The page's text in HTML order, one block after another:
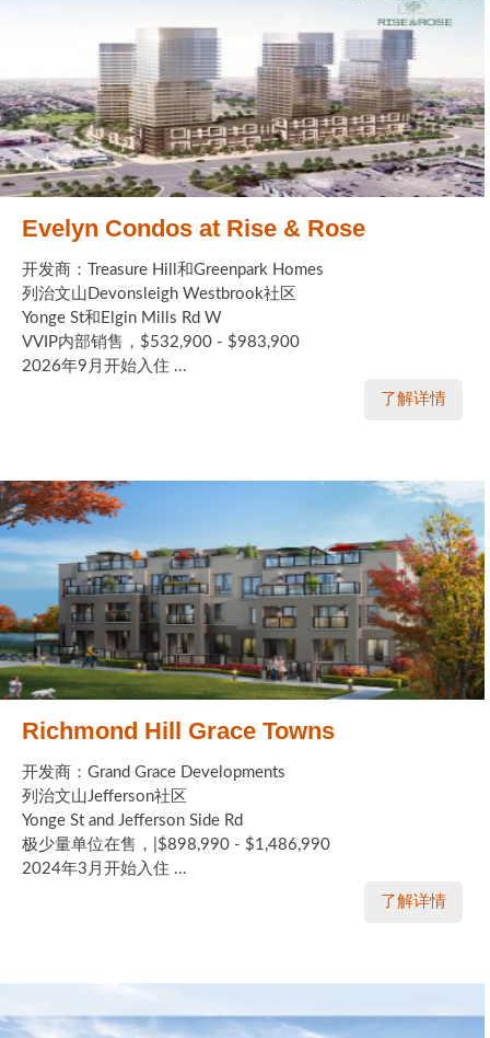
Evelyn Condos at Rise & Rose
开发商：Treasure Hill和Greenpark Homes
列治文山Devonsleigh Westbrook社区
Yonge St和Elgin Mills Rd W
VVIP内部销售，$532,900 - $983,900
2026年9月开始入住 ...
了解详情
Richmond Hill Grace Towns
开发商：Grand Grace Developments
列治文山Jefferson社区
Yonge St and Jefferson Side Rd
极少量单位在售，|$898,990 - $1,486,990
2024年3月开始入住 ...
了解详情